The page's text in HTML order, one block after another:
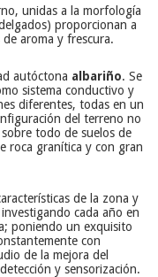
unidas a la morfología
proporcionan a
aroma y frescura.
autóctona albariño. Se
sistema conductivo y
diferentes, todas en un
del terreno no
todo de suelos de
roca granítica y con gran
de la zona y
cada año en
poniendo un exquisito
con
de la mejora del
y sensorización.